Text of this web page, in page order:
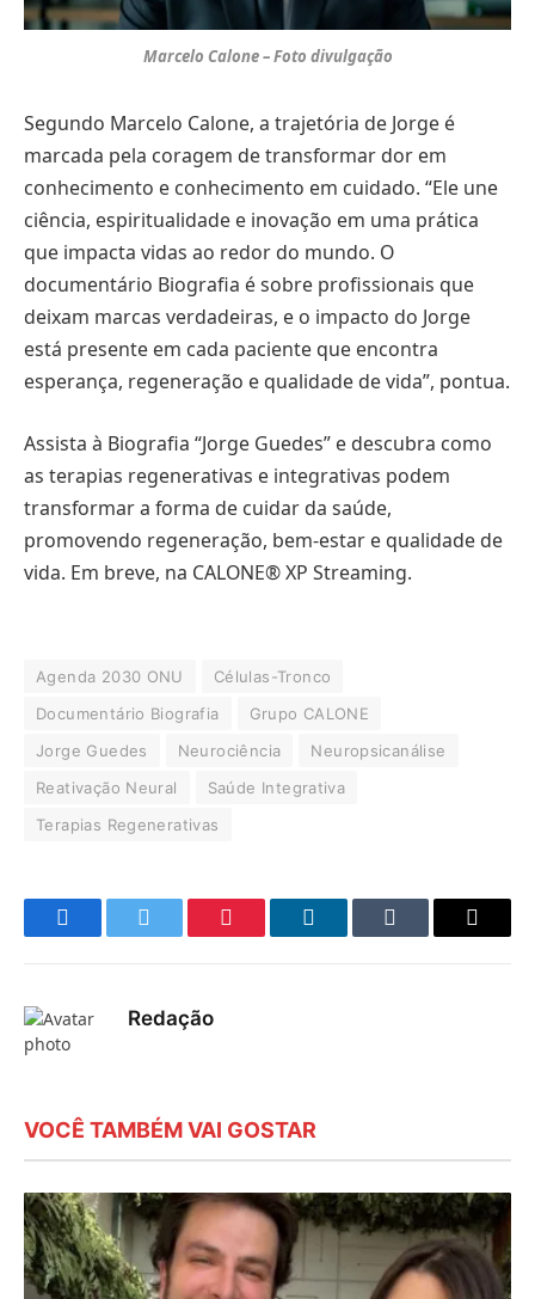
Marcelo Calone – Foto divulgação
Segundo Marcelo Calone, a trajetória de Jorge é
marcada pela coragem de transformar dor em
conhecimento e conhecimento em cuidado. “Ele une
ciência, espiritualidade e inovação em uma prática
que impacta vidas ao redor do mundo. O
documentário Biografia é sobre profissionais que
deixam marcas verdadeiras, e o impacto do Jorge
está presente em cada paciente que encontra
esperança, regeneração e qualidade de vida”, pontua.
Assista à Biografia “Jorge Guedes” e descubra como
as terapias regenerativas e integrativas podem
transformar a forma de cuidar da saúde,
promovendo regeneração, bem-estar e qualidade de
vida. Em breve, na CALONE® XP Streaming.
Agenda 2030 ONU
Células-Tronco
Documentário Biografia
Grupo CALONE
Jorge Guedes
Neurociência
Neuropsicanálise
Reativação Neural
Saúde Integrativa
Terapias Regenerativas
FacebookTwitter Pinterest LinkedInTumblr
E-
Redação
VOCÊ TAMBÉM VAI GOSTAR